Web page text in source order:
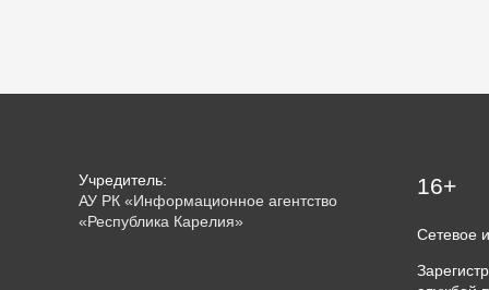
Учредитель:
АУ РК «Информационное агентство
«Республика Карелия»
16+
Сетевое